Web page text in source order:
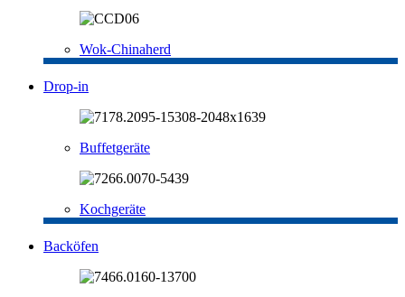
Wok-Chinaherd
Drop-in
Buffetgeräte
Kochgeräte
Backöfen